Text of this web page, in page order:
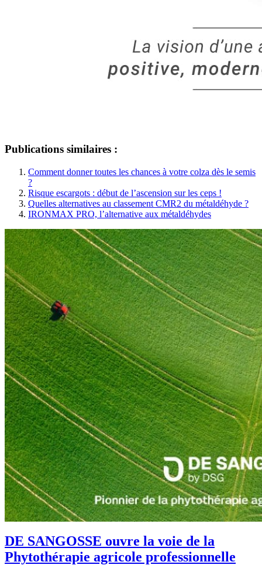
Publications similaires :
Comment donner toutes les chances à votre colza dès le semis
?
Risque escargots : début de l’ascension sur les ceps !
Quelles alternatives au classement CMR2 du métaldéhyde ?
IRONMAX PRO, l’alternative aux métaldéhydes
DE SANGOSSE ouvre la voie de la
Phytothérapie agricole professionnelle